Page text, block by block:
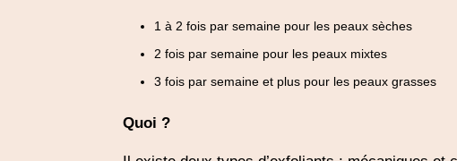
1 à 2 fois par semaine pour les peaux sèches
2 fois par semaine pour les peaux mixtes
3 fois par semaine et plus pour les peaux grasses
Quoi ?